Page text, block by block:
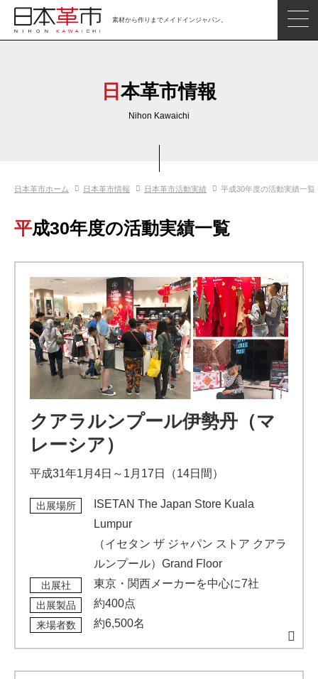
素材から作りまでメイドインジャパン。
革市通信
日本の革の良さを知ろう
閲覧したアイテム
日本革市情報
Nihon Kawaichi
日本革市ホーム 日本革市情報 日本革市活動実績 平成30年度の活動実績一覧
平成30年度の活動実績一覧
クアラルンプール伊勢丹（マ
レーシア）
平成31年1月4日～1月17日（14日間）
出展場所
ISETAN The Japan Store Kuala
Lumpur
（イセタン ザ ジャパン ストア クアラ
ルンプール）Grand Floor
出展社 東京・関西メーカーを中心に7社
出展製品 約400点
来場者数 約6,500名